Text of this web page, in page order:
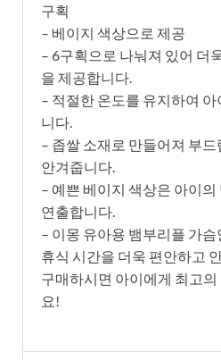
구획
– 베이지 색상으로 제공
– 6구획으로 나눠져 있어 더
을 제공합니다.
– 적절한 온도를 유지하여
니다.
– 좁쌀 소재로 만들어져 부
안겨줍니다.
– 예쁜 베이지 색상은 아이
연출합니다.
– 이몽 유아용 뱀부리플 가
휴식 시간을 더욱 편안하고
구매하시면 아이에게 최고
요!